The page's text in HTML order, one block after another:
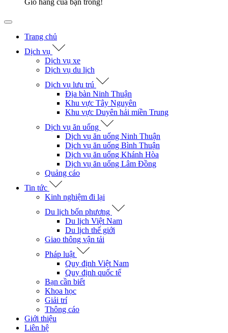
Giỏ hàng của bạn trống!
Trang chủ
Dịch vụ
Dịch vụ xe
Dịch vụ du lịch
Dịch vụ lưu trú
Địa bàn Ninh Thuận
Khu vực Tây Nguyên
Khu vực Duyên hải miền Trung
Dịch vụ ăn uống
Dịch vụ ăn uống Ninh Thuận
Dịch vụ ăn uống Bình Thuận
Dịch vụ ăn uống Khánh Hòa
Dịch vụ ăn uống Lâm Đồng
Quảng cáo
Tin tức
Kinh nghiệm đi lại
Du lịch bốn phương
Du lịch Việt Nam
Du lịch thế giới
Giao thông vận tải
Pháp luật
Quy định Việt Nam
Quy định quốc tế
Bạn cần biết
Khoa học
Giải trí
Thông cáo
Giới thiệu
Liên hệ